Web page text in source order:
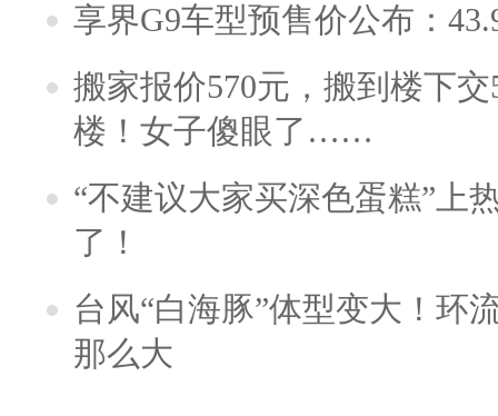
享界G9车型预售价公布：
搬家报价570元，搬到楼下
楼！女子傻眼了……
“不建议大家买深色蛋糕”上
了！
台风“白海豚”体型变大！环
那么大